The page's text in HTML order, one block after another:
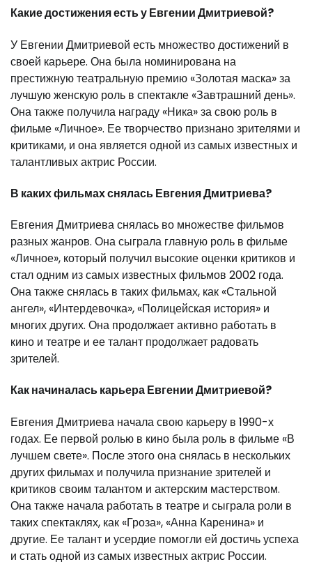
Какие достижения есть у Евгении Дмитриевой?
У Евгении Дмитриевой есть множество достижений в
своей карьере. Она была номинирована на
престижную театральную премию «Золотая маска» за
лучшую женскую роль в спектакле «Завтрашний день».
Она также получила награду «Ника» за свою роль в
фильме «Личное». Ее творчество признано зрителями и
критиками, и она является одной из самых известных и
талантливых актрис России.
В каких фильмах снялась Евгения Дмитриева?
Евгения Дмитриева снялась во множестве фильмов
разных жанров. Она сыграла главную роль в фильме
«Личное», который получил высокие оценки критиков и
стал одним из самых известных фильмов 2002 года.
Она также снялась в таких фильмах, как «Стальной
ангел», «Интердевочка», «Полицейская история» и
многих других. Она продолжает активно работать в
кино и театре и ее талант продолжает радовать
зрителей.
Как начиналась карьера Евгении Дмитриевой?
Евгения Дмитриева начала свою карьеру в 1990-х
годах. Ее первой ролью в кино была роль в фильме «В
лучшем свете». После этого она снялась в нескольких
других фильмах и получила признание зрителей и
критиков своим талантом и актерским мастерством.
Она также начала работать в театре и сыграла роли в
таких спектаклях, как «Гроза», «Анна Каренина» и
другие. Ее талант и усердие помогли ей достичь успеха
и стать одной из самых известных актрис России.